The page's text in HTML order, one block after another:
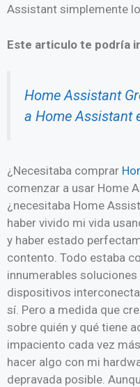
Assistant simplemente
Este articulo te podría
Home Assistant
a Home Assistant
¿Necesitaba comprar
comenzar a usar Home
¿necesitaba Home
haber vivido mi vida
y haber estado
contento. Todo estaba
innumerables
dispositivos
sí. Pero a medida que
sobre quién y qué tiene
impaciento cada vez
hacer algo con mi
depravada posible.